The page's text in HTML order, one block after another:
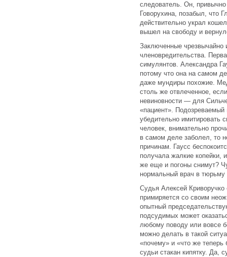
следователь. Он,
Говорухина, позабыл, что
действительно украл
вышел на свободу и
Заключенные чрезвычайно
членовредительства.
симулянтов. Александра
потому что она на самом
даже мундиры похожие.
столь же отвлеченное,
невиновности — для
«пациент».
убедительно имитировать
человек, внимательно
в самом деле заболел, то
причинам. Гаусс
получала жалкие копейки,
же еще и погоны снимут?
нормальный врач в тюрьму
Судья Алексей
примиряется со своим
опытный
подсудимых может
любому поводу или вовсе
можно делать в такой
«почему» и «что же теперь
судьи стакан кипятку. Да,